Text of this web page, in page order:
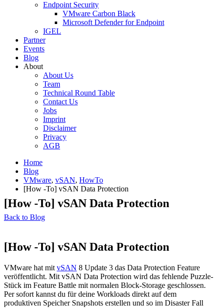
Endpoint Security
VMware Carbon Black
Microsoft Defender for Endpoint
IGEL
Partner
Events
Blog
About
About Us
Team
Technical Round Table
Contact Us
Jobs
Imprint
Disclaimer
Privacy
AGB
Home
Blog
VMware, vSAN, HowTo
[How -To] vSAN Data Protection
[How -To] vSAN Data Protection
Back to Blog
[How -To] vSAN Data Protection
VMware hat mit vSAN 8 Update 3 das Data Protection Feature
veröffentlicht. Mit vSAN Data Protection wird das fehlende Puzzle-
Stück im Feature Battle mit normalen Block-Storage geschlossen.
Per sofort kannst du für deine Workloads direkt auf dem
produktiven Speicher Snapshots erstellen und so im Disaster Fall